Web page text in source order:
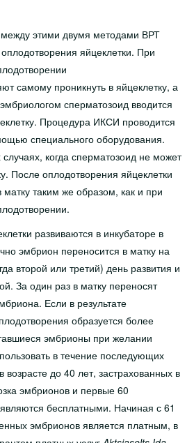
этими двумя методами ВРТ
яйцеклетки. При
самому проникнуть в яйцеклетку, а
сперматозоид вводится
Процедура ИКСИ проводится
специального оборудования.
когда сперматозоид не может
После оплодотворения яйцеклетки
таким же образом, как и при
развиваются в инкубаторе в
эмбрион переносится в матку на
второй или третий) день развития и
За один раз в матку переносят
Если в результате
образуется более
эмбрионы при желании
в течение последующих
до 40 лет, застрахованных в
эмбрионов и первые 60
бесплатными. Начиная с 61
эмбрионов является платным, в